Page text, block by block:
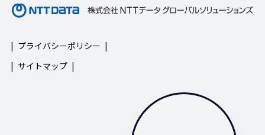
プライバシーポリシー
サイトマップ